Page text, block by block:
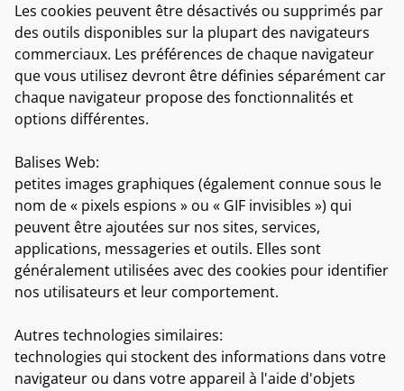
Les cookies peuvent être désactivés ou supprimés par
des outils disponibles sur la plupart des navigateurs
commerciaux. Les préférences de chaque navigateur
que vous utilisez devront être définies séparément car
chaque navigateur propose des fonctionnalités et
options différentes.
Balises Web:
petites images graphiques (également connue sous le
nom de « pixels espions » ou « GIF invisibles ») qui
peuvent être ajoutées sur nos sites, services,
applications, messageries et outils. Elles sont
généralement utilisées avec des cookies pour identifier
nos utilisateurs et leur comportement.
Autres technologies similaires:
technologies qui stockent des informations dans votre
navigateur ou dans votre appareil à l'aide d'objets